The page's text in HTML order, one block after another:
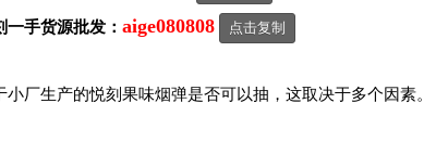
一手货源批发： aige080808 点击复制
小厂生产的悦刻果味烟弹是否可以抽，这取决于多个因素。